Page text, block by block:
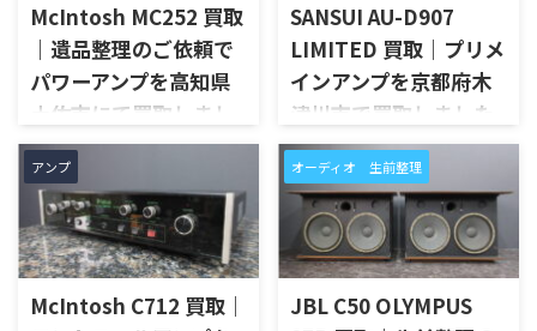
McIntosh MC252 買取
｜遺品整理のご依頼で
パワーアンプを高知県
土佐市にて買取しまし
た
高知県土佐市で、遺品整理に伴
いMcIntoshのステレオパワー
アンプ「MC252」を出張買取さ
せていただきました。今回の
お品物は、ご家族様より「大
切に使われていたオーディオ機
SANSUI AU-D907
LIMITED 買取｜プリメ
インアンプを京都府木
津川市で買取しました
京都府木津川市で、SANSUIの
プリメインアンプ「AU-D907
LIMITED」を出張買取させてい
ただきました。今回のお品物
は、AU-D907をベースに各部の
高品位化が図られたLimitedモ
デルで、左右チャンネルの音出
し状態、入力切替、ボリュー
アンプ
McIntosh C712 買取｜
オーディオ 生前整理
JBL C50 OLYMPUS